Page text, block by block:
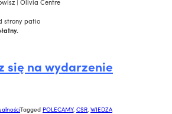
strony patio
się na wydarzenie
Tagged POLECAMY, CSR, WIEDZA